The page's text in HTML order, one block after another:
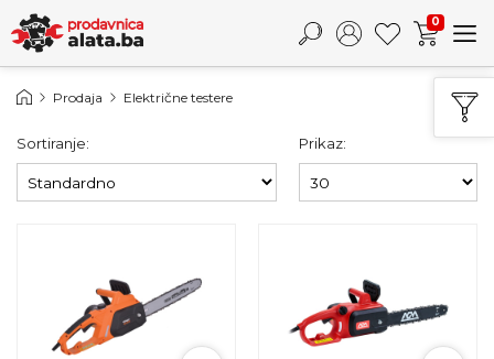
0
Prodaja Električne testere
Sortiranje: Prikaz: